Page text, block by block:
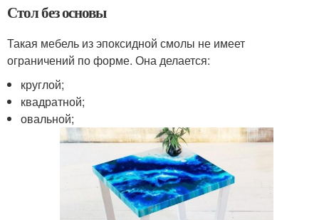
Стол без основы
Такая мебель из эпоксидной смолы не имеет
ограничений по форме. Она делается:
круглой;
квадратной;
овальной;